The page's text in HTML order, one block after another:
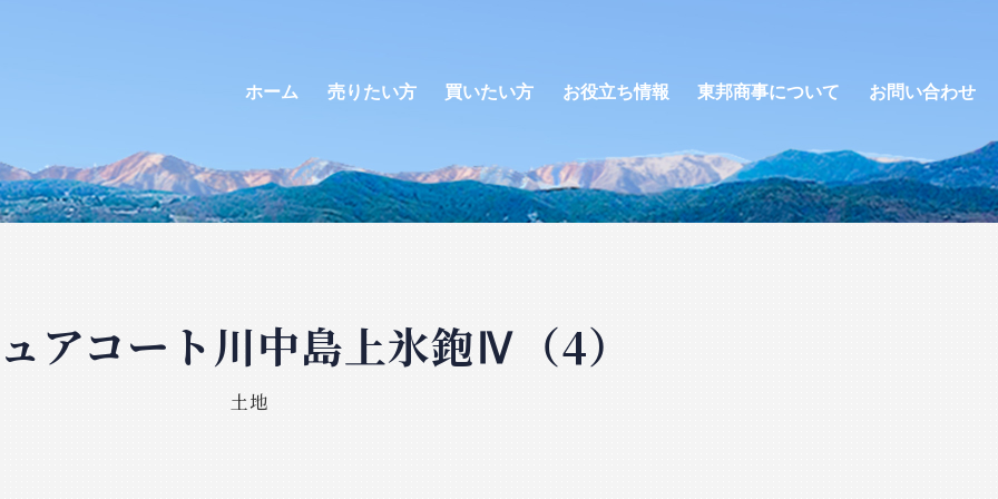
ホーム 売りたい方 買いたい方 お役立ち情報 東邦商事について お問い合わせ
アコート川中島上氷鉋Ⅳ（4）
土地